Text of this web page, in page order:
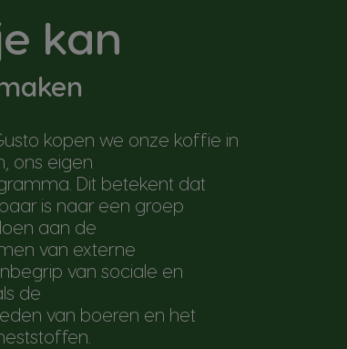
kan
kopen we onze koffie in
ons eigen
Dit betekent dat
is naar een groep
aan de
van externe
van sociale en
de
van boeren en het